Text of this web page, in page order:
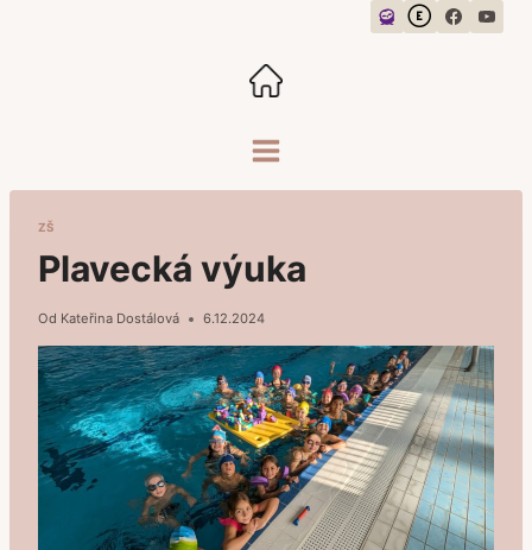
ZŠ
Plavecká výuka
Od Kateřina Dostálová 6.12.2024